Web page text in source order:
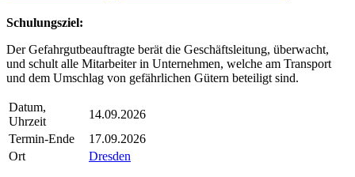
Schulungsziel:
Der Gefahrgutbeauftragte berät die Geschäftsleitung, überwacht,
und schult alle Mitarbeiter in Unternehmen, welche am Transport
und dem Umschlag von gefährlichen Gütern beteiligt sind.
Datum,
Uhrzeit
14.09.2026
Termin-Ende
17.09.2026
Ort
Dresden